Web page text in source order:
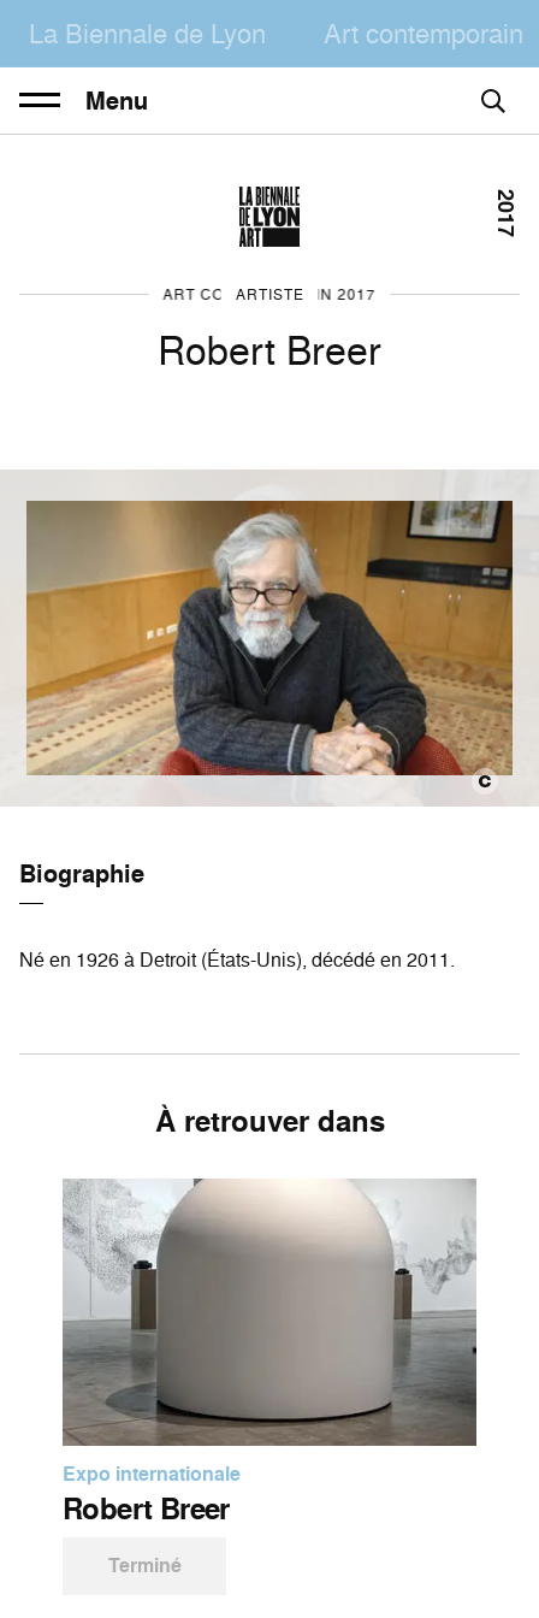
La Biennale de Lyon Art contemporain
Menu
ART CONTEMPORAIN 2017
ARTISTE
Robert Breer
2017
Biographie
Né en 1926 à Detroit (États-Unis), décédé en 2011.
À retrouver dans
Expo internationale
Robert Breer
Terminé